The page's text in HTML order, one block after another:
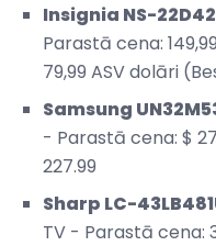
Insignia NS-
Parastā cena:
79,99 ASV dolāri
Samsung
- Parastā cena: $
227.99
Sharp LC-
TV - Parastā cena: